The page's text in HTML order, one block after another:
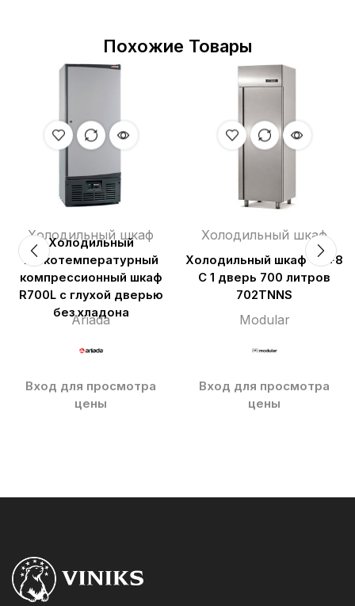
Похожие Товары
Холодильный шкаф
Холодильный
низкотемпературный
компрессионный шкаф
R700L с глухой дверью
без хладона
Ariada
Вход для просмотра
цены
Холодильный шкаф
Холодильный шкаф -2/+8
С 1 дверь 700 литров
702TNNS
Modular
Вход для просмотра
цены